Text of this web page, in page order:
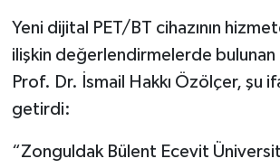
Yeni dijital PET/BT cihazının
ilişkin değerlendirmelerde bulunan
Prof. Dr. İsmail Hakkı Özölçer, şu
getirdi:
“Zonguldak Bülent Ecevit